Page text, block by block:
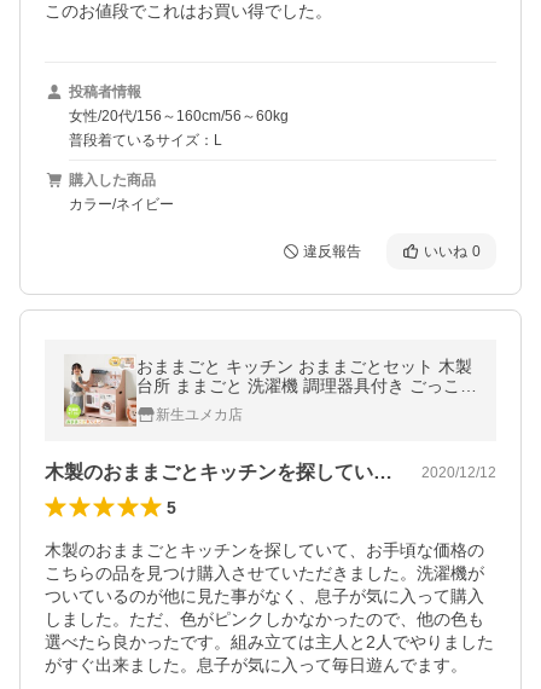
このお値段でこれはお買い得でした。
投稿者情報
女性/20代/156～160cm/56～60kg
普段着ているサイズ：L
購入した商品
カラー/ネイビー
違反報告 いいね 0
おままごと キッチン おままごとセット 木製
台所 ままごと 洗濯機 調理器具付き ごっこ遊
び クリスマス 調味料 知育玩具 誕生日
新生ユメカ店
木製のおままごとキッチンを探していて、… 2020/12/12
5
木製のおままごとキッチンを探していて、お手頃な価格の
こちらの品を見つけ購入させていただきました。洗濯機が
ついているのが他に見た事がなく、息子が気に入って購入
しました。ただ、色がピンクしかなかったので、他の色も
選べたら良かったです。組み立ては主人と2人でやりました
がすぐ出来ました。息子が気に入って毎日遊んでます。